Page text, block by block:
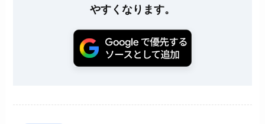
やすくなります。